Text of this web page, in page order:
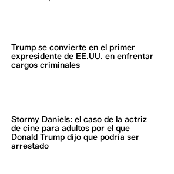
Trump se convierte en el primer
expresidente de EE.UU. en enfrentar
cargos criminales
Stormy Daniels: el caso de la actriz
de cine para adultos por el que
Donald Trump dijo que podría ser
arrestado